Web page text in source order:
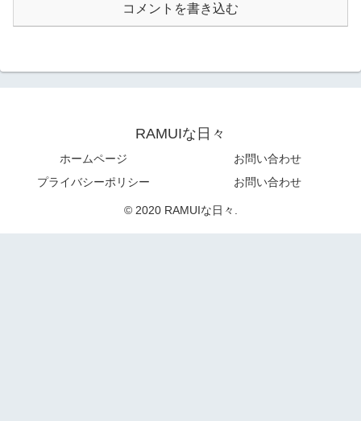
コメントを書き込む
RAMUIな日々
ホームページ
お問い合わせ
プライバシーポリシー
お問い合わせ
© 2020 RAMUIな日々.